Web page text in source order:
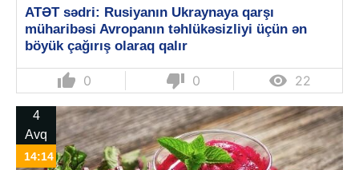
ATƏT sədri: Rusiyanın Ukraynaya qarşı
müharibəsi Avropanın təhlükəsizliyi üçün ən
böyük çağırış olaraq qalır
thumb_up 0 thumb_down 0  22
4
Avq
14:14